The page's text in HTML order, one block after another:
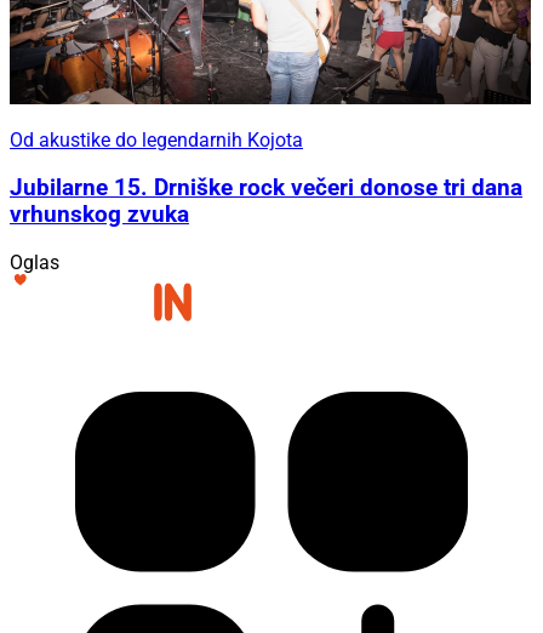
Od akustike do legendarnih Kojota
Jubilarne 15. Drniške rock večeri donose tri dana
vrhunskog zvuka
Oglas